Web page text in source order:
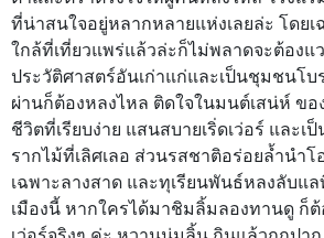
ที่น่าสนใจอยู่หลากหลายแห่งเลยล่ะ โดยเ
ใกล้ที่เที่ยวแพร่แล้วล่ะก็ไม่พลาดจะต้องแ
ประวัติศาสตร์อันเก่าแก่และเป็นชุมชนโ
ผ่านก็ต้องหลงไหล ติดใจในมนต์เสน่ห์ ขอ
ชีวิตที่เรียบง่าย แสนสบายเริ่ดเว่อร์ และ
รากไม้ที่เลิศเลอ ส่วนรสชาติอร่อยล้ำนำ
เฉพาะลางสาด และทุเรียนพันธ์หลงลับแ
เมืองนี้ หากใครได้มาชิมลิ้มลองทานดู ก็ต้